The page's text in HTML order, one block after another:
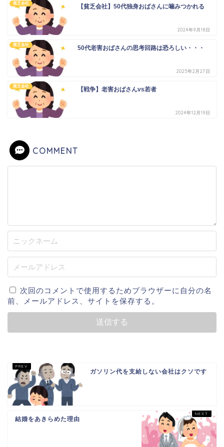
貧乏会社 【貧乏会社】50代独身おばさんに噛みつかれる
2024年9月18日
貧乏会社 50代老害おばさんの思考回路は恐ろしい・・・
2025年2月27日
貧乏会社 【戦争】老害おばさんvs若者
2024年12月19日
COMMENT
次回のコメントで使用するためブラウザーに自分の名
前、メールアドレス、サイトを保存する。
ガソリン代を支給しない会社はクソです
結婚をあきらめた理由